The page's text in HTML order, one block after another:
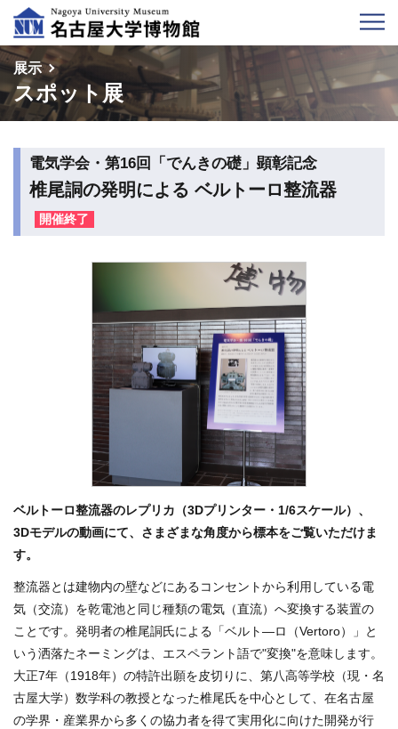
展示
スポット展
電気学会・第16回「でんきの礎」顕彰記念
椎尾詷の発明による ベルトーロ整流器
ベルトーロ整流器のレプリカ（3Dプリンター・1/6スケール）、
3Dモデルの動画にて、さまざまな角度から標本をご覧いただけま
す。
整流器とは建物内の壁などにあるコンセントから利用している電
気（交流）を乾電池と同じ種類の電気（直流）へ変換する装置の
ことです。発明者の椎尾詷氏による「ベルト―ロ（Vertoro）」と
いう洒落たネーミングは、エスペラント語で"変換"を意味します。
大正7年（1918年）の特許出願を皮切りに、第八高等学校（現・名
古屋大学）数学科の教授となった椎尾氏を中心として、在名古屋
の学界・産業界から多くの協力者を得て実用化に向けた開発が行